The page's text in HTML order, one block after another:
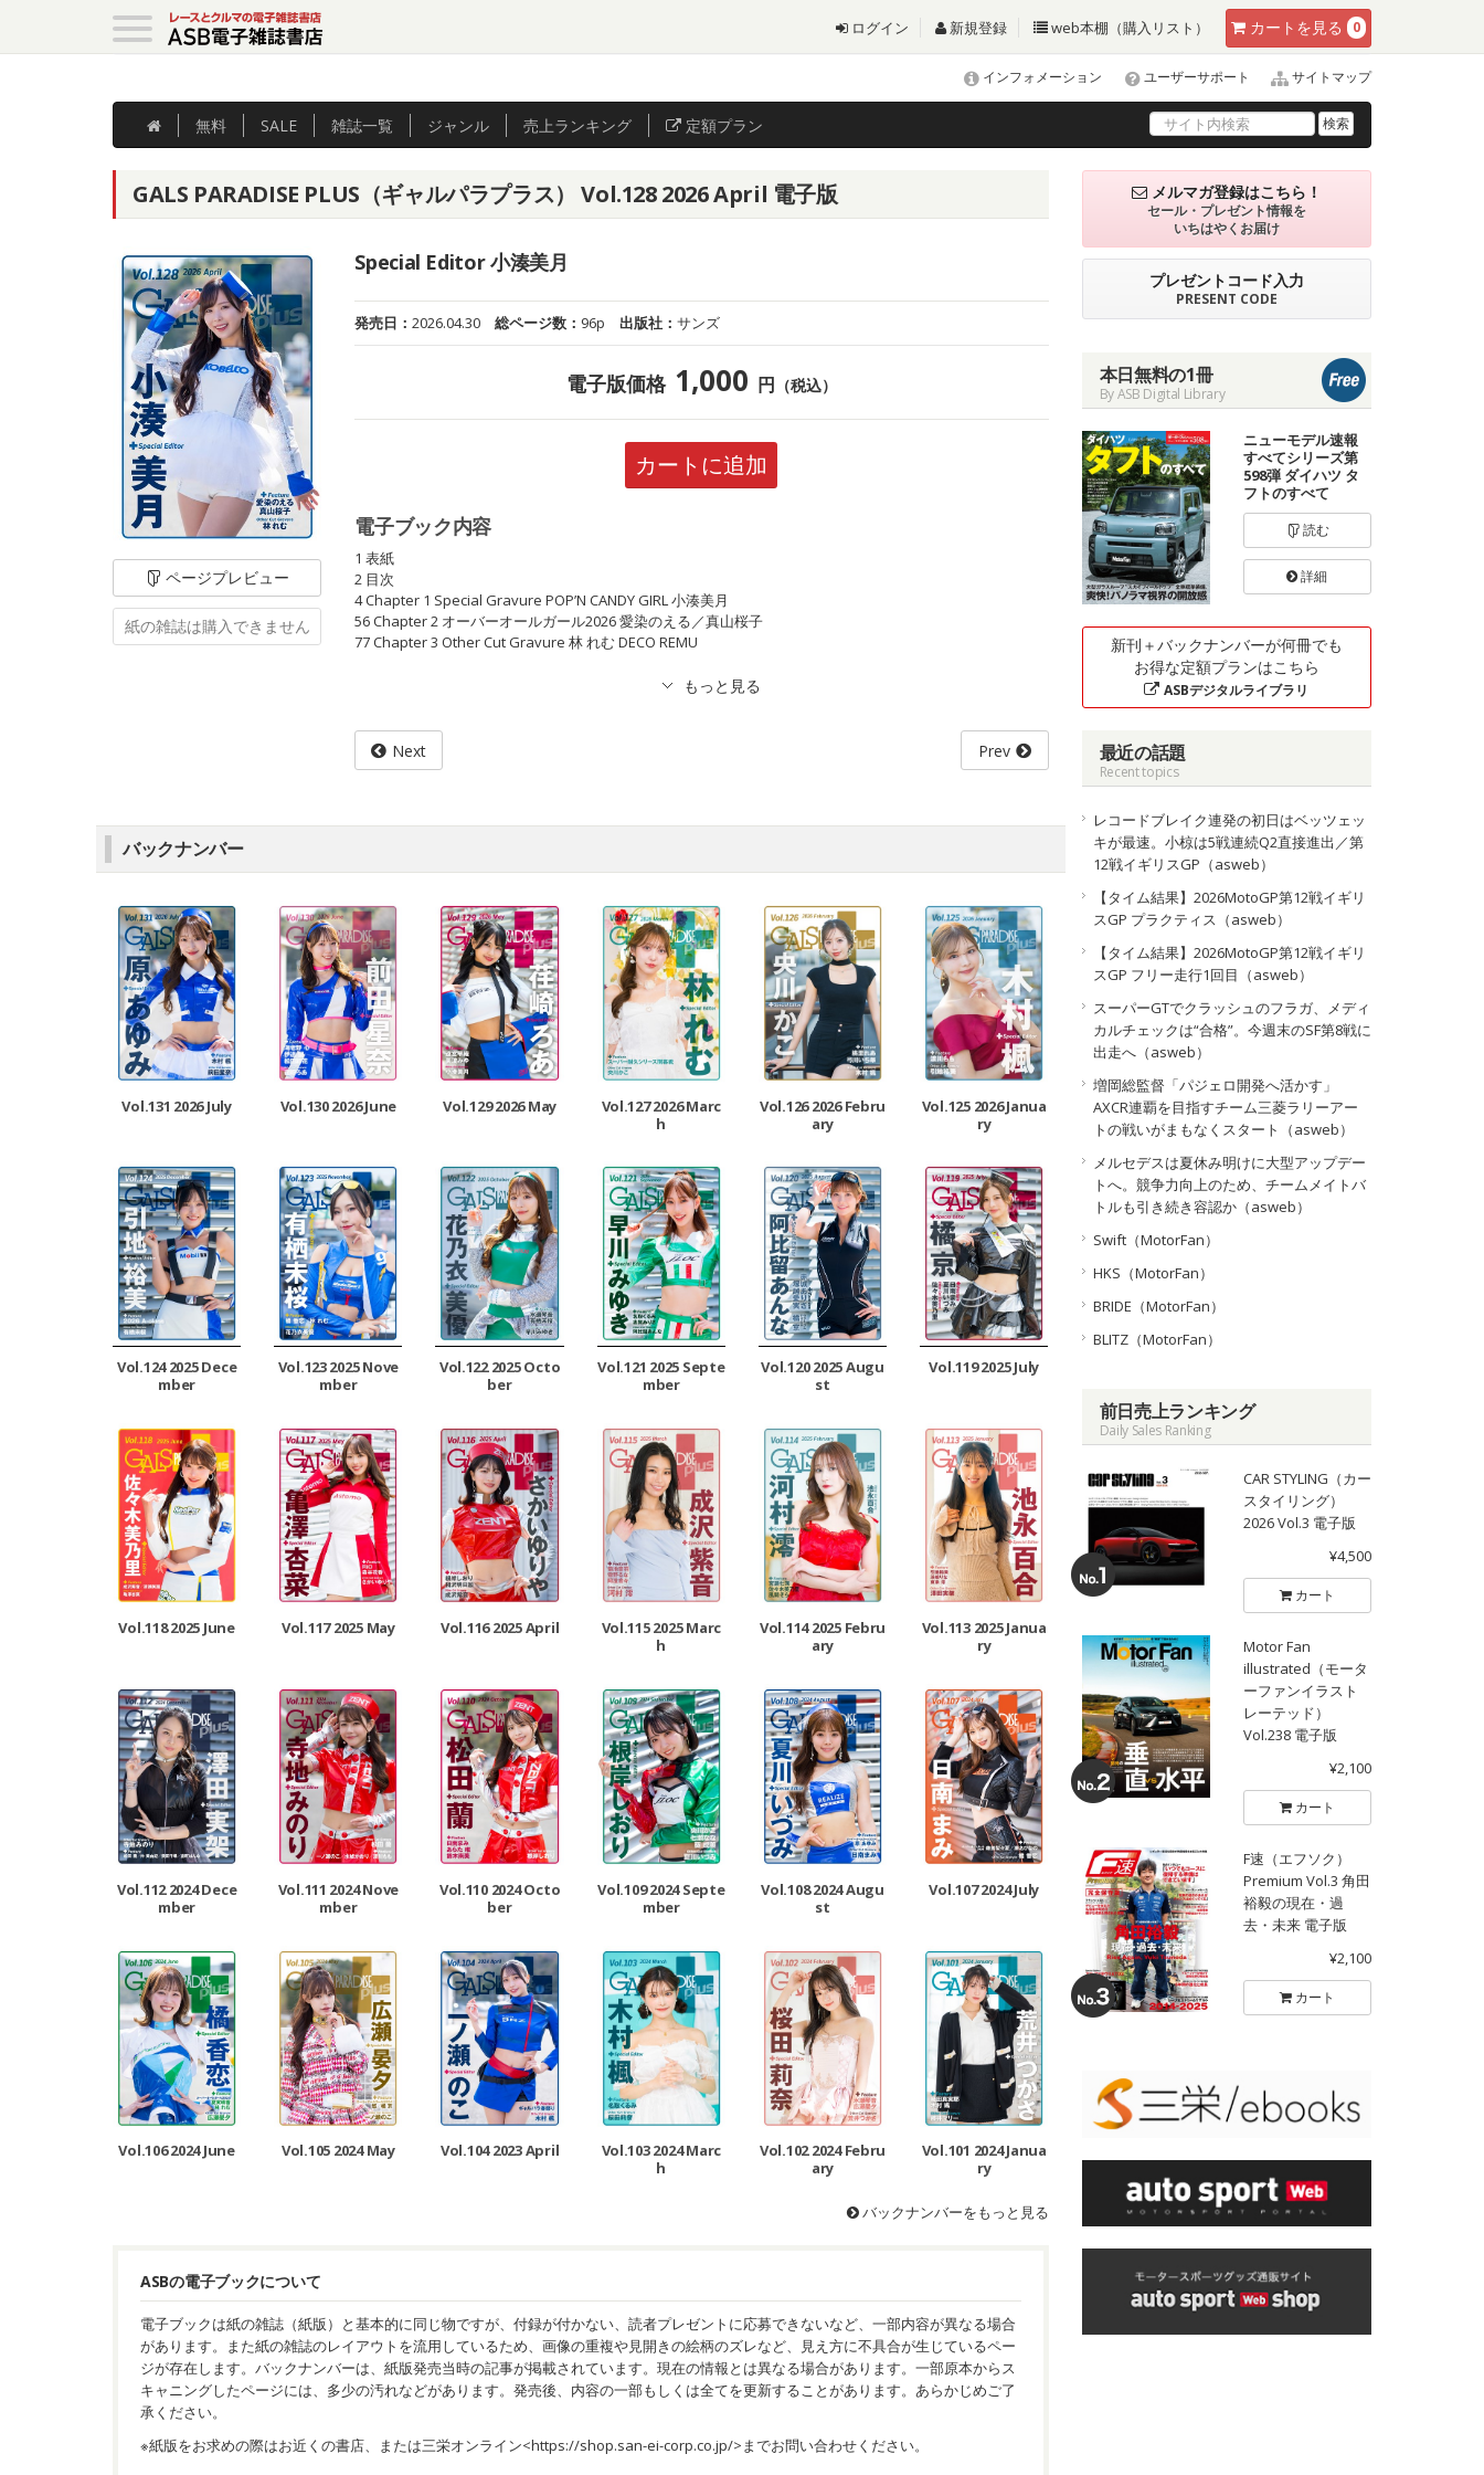
カート を見る 0
ログイン 新規登録 web本棚（購入リスト）
インフォメーション ユーザーサポート サイトマップ
無料 SALE 雑誌一覧 ジャンル 売上ランキング 定額プラン 検索
GALS PARADISE PLUS（ギャルパラプラス） Vol.128 2026 April 電子版
ページプレビュー
紙の雑誌は購入できません
Special Editor 小湊美月
発売日：2026.04.30 総ページ数： 96p 出版社：サンズ
電子版価格 1,000 円 （税込）
カートに追加
電子ブック内容
1 表紙
2 目次
4 Chapter 1 Special Gravure POP’N CANDY GIRL 小湊美月
56 Chapter 2 オーバーオールガール2026 愛染のえる／真山桜子
77 Chapter 3 Other Cut Gravure 林 れむ DECO REMU
Next Prev
バックナンバー
Vol.131 2026 July Vol.130 2026 June Vol.129 2026 May
Vol.127 2026 Marc
h
Vol.126 2026 Febru
ary
Vol.125 2026 Janua
ry
Vol.124 2025 Dece
mber
Vol.123 2025 Nove
mber
Vol.122 2025 Octo
ber
Vol.121 2025 Septe
mber
Vol.120 2025 Augu
st
Vol.119 2025 July
Vol.118 2025 June Vol.117 2025 May Vol.116 2025 April
Vol.115 2025 Marc
h
Vol.114 2025 Febru
ary
Vol.113 2025 Janua
ry
Vol.112 2024 Dece
mber
Vol.111 2024 Nove
mber
Vol.110 2024 Octo
ber
Vol.109 2024 Septe
mber
Vol.108 2024 Augu
st
Vol.107 2024 July
Vol.106 2024 June Vol.105 2024 May Vol.104 2023 April
Vol.103 2024 Marc
h
Vol.102 2024 Febru
ary
Vol.101 2024 Janua
ry
バックナンバーをもっと見る
ASBの電子ブックについて
電子ブックは紙の雑誌（紙版）と基本的に同じ物ですが、付録が付かない、読者プレゼントに応募できないなど、一部内容が異なる場合
があります。また紙の雑誌のレイアウトを流用しているため、画像の重複や見開きの絵柄のズレなど、見え方に不具合が生じているペー
ジが存在します。バックナンバーは、紙版発売当時の記事が掲載されています。現在の情報とは異なる場合があります。一部原本からス
キャニングしたページには、多少の汚れなどがあります。発売後、内容の一部もしくは全てを更新することがあります。あらかじめご了
承ください。
※紙版をお求めの際はお近くの書店、または三栄オンライン<https://shop.san-ei-corp.co.jp/>までお問い合わせください。
メルマガ登録はこちら！
セール・プレゼント情報を
いちはやくお届け
プレゼントコード入力
PRESENT CODE
本日無料の1冊
By ASB Digital Library
ニューモデル速報
すべてシリーズ第
598弾 ダイハツ タ
フトのすべて
読む
詳細
新刊＋バックナンバーが何冊でも
お得な定額プランはこちら
ASBデジタルライブラリ
最近の話題
Recent topics
レコードブレイク連発の初日はベッツェッ
キが最速。小椋は5戦連続Q2直接進出／第
12戦イギリスGP（asweb）
【タイム結果】2026MotoGP第12戦イギリ
スGP プラクティス（asweb）
【タイム結果】2026MotoGP第12戦イギリ
スGP フリー走行1回目（asweb）
スーパーGTでクラッシュのフラガ、メディ
カルチェックは“合格”。今週末のSF第8戦に
出走へ（asweb）
増岡総監督「パジェロ開発へ活かす」
AXCR連覇を目指すチーム三菱ラリーアー
トの戦いがまもなくスタート（asweb）
メルセデスは夏休み明けに大型アップデー
トへ。競争力向上のため、チームメイトバ
トルも引き続き容認か（asweb）
Swift（MotorFan）
HKS（MotorFan）
BRIDE（MotorFan）
BLITZ（MotorFan）
前日売上ランキング
Daily Sales Ranking
CAR STYLING（カー
スタイリング）
2026 Vol.3 電子版
¥4,500
カート
Motor Fan
illustrated（モータ
ーファンイラスト
レーテッド）
Vol.238 電子版
¥2,100
カート
F速（エフソク）
Premium Vol.3 角田
裕毅の現在・過
去・未来 電子版
¥2,100
カート